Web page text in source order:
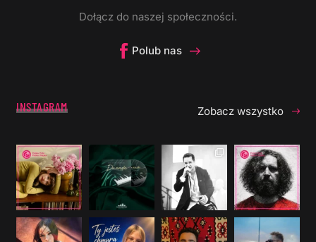
Dołącz do naszej społeczności.
Polub nas
INSTAGRAM Zobacz wszystko